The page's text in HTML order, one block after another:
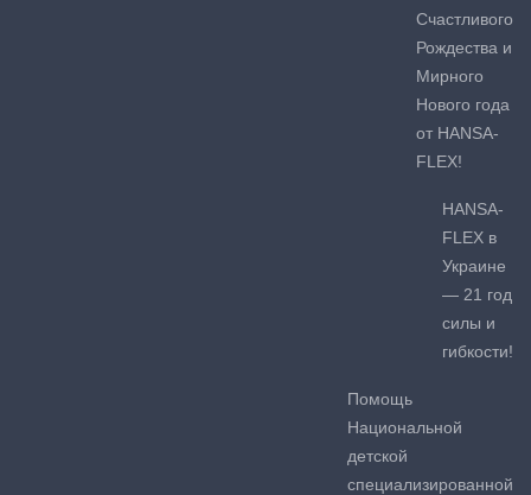
Счастливого
Рождества и
Мирного
Нового года
от HANSA-
FLEX!
HANSA-
FLEX в
Украине
— 21 год
силы и
гибкости!
Помощь
Национальной
детской
специализированной